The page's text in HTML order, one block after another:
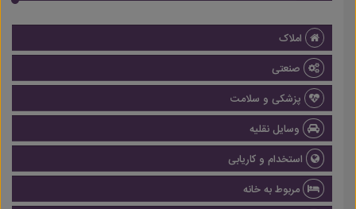
املاک
صنعتی
پزشکی و سلامت
وسایل نقلیه
استخدام و کاریابی
مربوط به خانه